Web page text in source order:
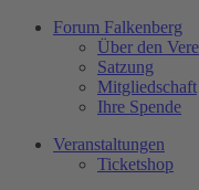
Forum Falkenberg
Über den
Satzung
Mitgliedschaft
Ihre Spende
Veranstaltungen
Ticketshop